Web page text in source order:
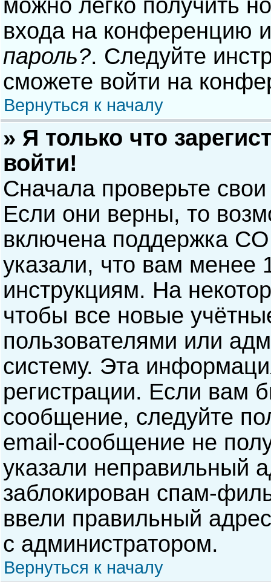
можно легко получить
входа на конференцию
пароль?. Следуйте
сможете войти на
Вернуться к началу
» Я только что
войти!
Сначала проверьте
Если они верны, то
включена поддержка
указали, что вам менее
инструкциям. На
чтобы все новые
пользователями или
систему. Эта
регистрации. Если вам
сообщение, следуйте
email-сообщение не
указали неправильный
заблокирован спам-
ввели правильный
с администратором.
Вернуться к началу